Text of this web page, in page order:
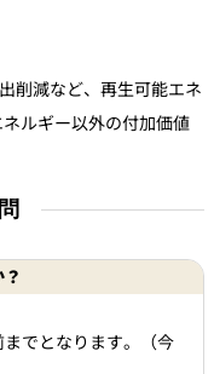
削減など、再生可能エネ
ルギー以外の付加価値
でとなります。（今